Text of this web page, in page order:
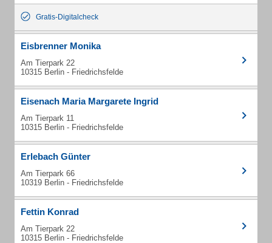
Gratis-Digitalcheck
Eisbrenner Monika
Am Tierpark 22
10315 Berlin - Friedrichsfelde
Eisenach Maria Margarete Ingrid
Am Tierpark 11
10315 Berlin - Friedrichsfelde
Erlebach Günter
Am Tierpark 66
10319 Berlin - Friedrichsfelde
Fettin Konrad
Am Tierpark 22
10315 Berlin - Friedrichsfelde